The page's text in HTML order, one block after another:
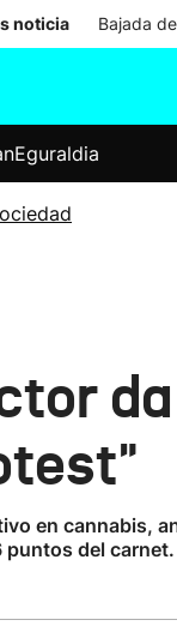
noticia Bajada
Eguraldia
en cannabis,
puntos del carnet.